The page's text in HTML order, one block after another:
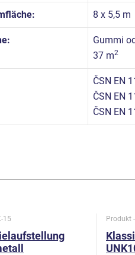
8 x 5,5 m
Gummi
37 m2
ČSN EN
ČSN EN
ČSN EN
15 Produkt